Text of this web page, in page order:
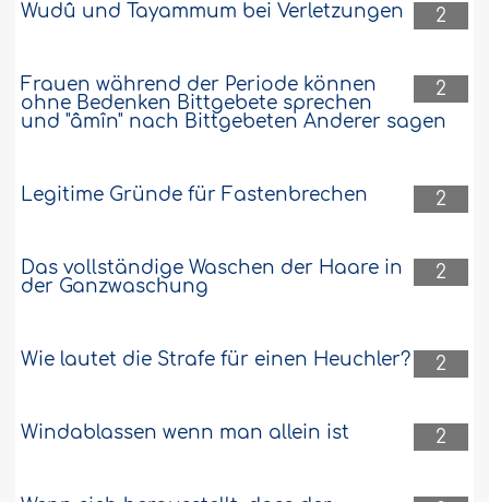
2
Wudû und Tayammum bei Verletzungen
2
Frauen während der Periode können
ohne Bedenken Bittgebete sprechen
und "âmîn" nach Bittgebeten Anderer sagen
2
Legitime Gründe für Fastenbrechen
2
Das vollständige Waschen der Haare in
der Ganzwaschung
2
Wie lautet die Strafe für einen Heuchler?
2
Windablassen wenn man allein ist